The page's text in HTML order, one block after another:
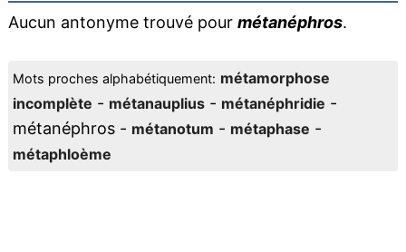
Aucun antonyme trouvé pour métanéphros.
Mots proches alphabétiquement: métamorphose
incomplète - métanauplius- métanéphridie -
métanéphros - métanotum - métaphase -
métaphloème